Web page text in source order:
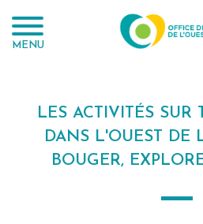
MENU
LES ACTIVITÉS SUR
DANS L'OUEST DE
BOUGER,